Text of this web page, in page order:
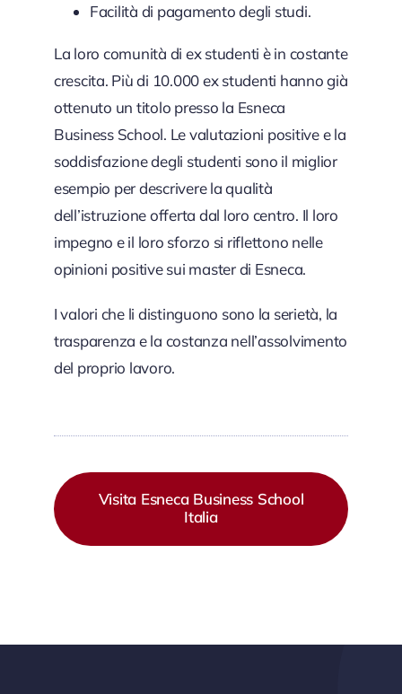
Facilità di pagamento degli studi.
La loro comunità di ex studenti è in costante
crescita. Più di 10.000 ex studenti hanno già
ottenuto un titolo presso la Esneca
Business School. Le valutazioni positive e la
soddisfazione degli studenti sono il miglior
esempio per descrivere la qualità
dell’istruzione offerta dal loro centro. Il loro
impegno e il loro sforzo si riflettono nelle
opinioni positive sui master di Esneca.
I valori che li distinguono sono la serietà, la
trasparenza e la costanza nell’assolvimento
del proprio lavoro.
Visita Esneca Business School
Italia